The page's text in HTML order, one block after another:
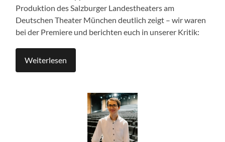
Produktion des Salzburger Landestheaters am
Deutschen Theater München deutlich zeigt – wir waren
bei der Premiere und berichten euch in unserer Kritik:
Weiterlesen